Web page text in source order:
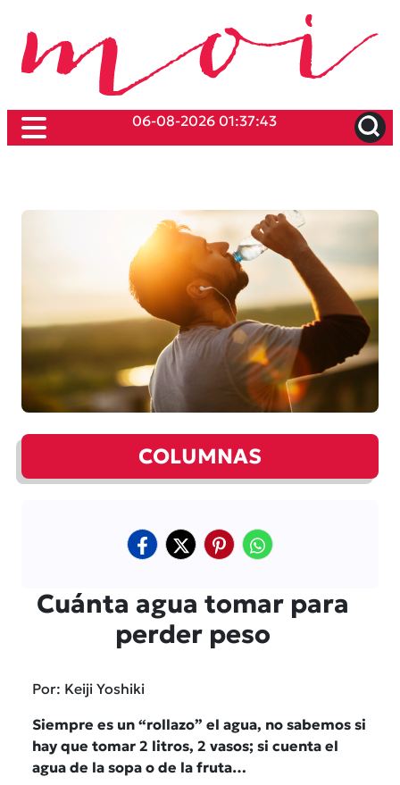
06-08-2026 01:37:43
COLUMNAS
Cuánta agua tomar para
perder peso
Por: Keiji Yoshiki
Siempre es un “rollazo” el agua, no sabemos si
hay que tomar 2 litros, 2 vasos; si cuenta el
agua de la sopa o de la fruta…